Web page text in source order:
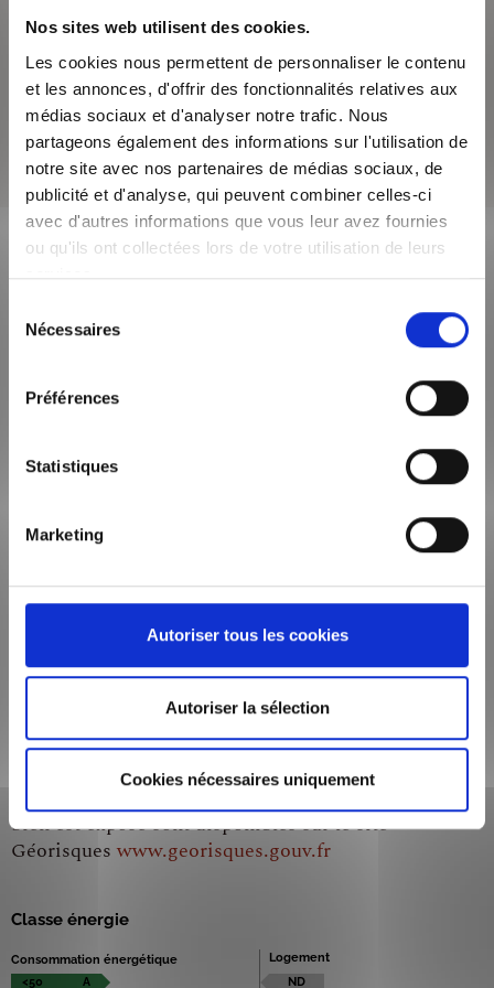
Nos sites web utilisent des cookies.
Les cookies nous permettent de personnaliser le contenu
et les annonces, d'offrir des fonctionnalités relatives aux
médias sociaux et d'analyser notre trafic. Nous
partageons également des informations sur l'utilisation de
notre site avec nos partenaires de médias sociaux, de
publicité et d'analyse, qui peuvent combiner celles-ci
avec d'autres informations que vous leur avez fournies
ou qu'ils ont collectées lors de votre utilisation de leurs
services.
Nécessaires
Préférences
Statistiques
Marketing
Autoriser tous les cookies
Autoriser la sélection
Cookies nécessaires uniquement
Bocuse et son centre commercial le plus grand d’Europe avec
300 commerces sur 161 000 m².
On y trouve aussi le charmant quartier de Montchat abritant
des maisons avec jardin, qu’il fait bon découvrir en avril lors
du Festival des Glycines.
Description de l'offre
CODE POSTAL
69003
VILLE
LOYER DE BASE (HORS CHARGE)
Les informations sur les risques auxquels ce
bien est exposé sont disponibles sur le site
Géorisques www.georisques.gouv.fr
Classe énergie
Consommation énergétique
<50
A
Logement
ND